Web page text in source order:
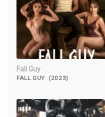
Fall Guy
FALL GUY (2023)